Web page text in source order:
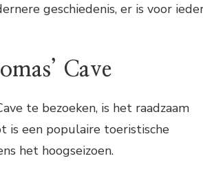
geschiedenis, er is voor
Cave
te bezoeken, is het raadzaam
is een populaire toeristische
het hoogseizoen.